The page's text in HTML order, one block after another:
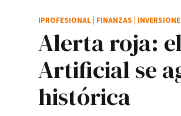
Alerta roja:
Artificial se
histórica
IPROFESIONAL FINANZAS